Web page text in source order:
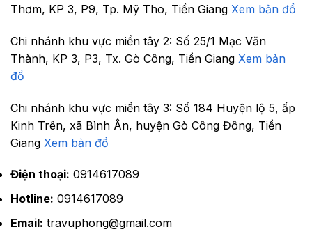
Thơm, KP 3, P9, Tp. Mỹ Tho, Tiền Giang Xem bản đồ
Chi nhánh khu vực miền tây 2: Số 25/1 Mạc Văn
Thành, KP 3, P3, Tx. Gò Công, Tiền Giang Xem bản
đồ
Chi nhánh khu vực miền tây 3: Số 184 Huyện lộ 5, ấp
Kinh Trên, xã Bình Ân, huyện Gò Công Đông, Tiền
Giang Xem bản đồ
Điện thoại: 0914617089
Hotline: 0914617089
Email: travuphong@gmail.com